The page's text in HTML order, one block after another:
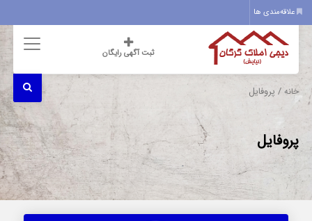
علاقه‌مندی ها
ثبت آگهی رایگان
خانه / پروفایل
پروفایل